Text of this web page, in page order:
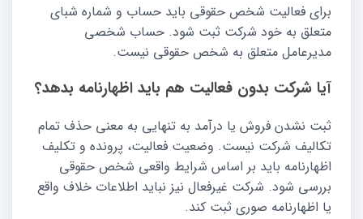
برای فعالیت شخص حقوقی باید حساب و شماره شبای
متعلق به خود شرکت ثبت شود. حساب شخصی
مدیرعامل متعلق به شخص حقوقی نیست.
آیا شرکت بدون فعالیت هم باید اظهارنامه بدهد؟
ثبت نشدن فروش یا درآمد به تنهایی به معنی حذف تمام
تکالیف شرکت نیست. وضعیت فعالیت، پرونده و تکلیف
اظهارنامه باید بر اساس شرایط واقعی شخص حقوقی
بررسی شود. شرکت غیرفعال نیز نباید اطلاعات خلاف واقع
یا اظهارنامه صوری ثبت کند.